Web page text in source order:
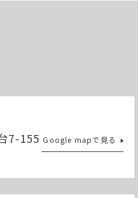
7-155 Google mapで見る